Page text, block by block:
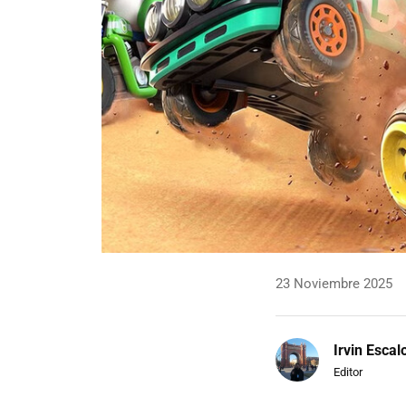
23 Noviembre 2025
Irvin
Editor